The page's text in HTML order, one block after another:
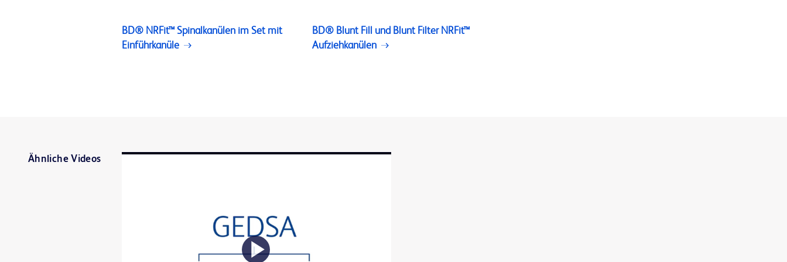
BD® NRFit™ Spinalkanülen im Set mit
Einführkanüle
BD® Blunt Fill und Blunt Filter NRFit™
Aufziehkanülen
Ähnliche Videos